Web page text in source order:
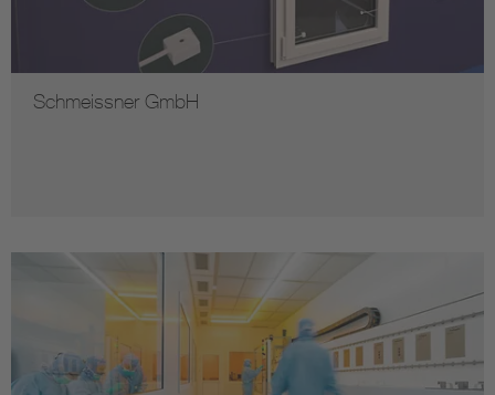
Schmeissner GmbH